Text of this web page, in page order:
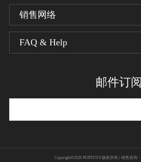
EX系列
销售网络
经销商页面
FAQ & Help
邮件订阅
Copyright©2020 POPTOYS 版权所有 | 销售咨询